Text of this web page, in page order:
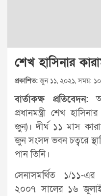
শেখ হাসিনার
প্রকাশিত:জুন ১১, ২০২১, সময়:
বার্তাকক্ষ প্রতিবেদন:
প্রধানমন্ত্রী শেখ
জুন)। দীর্ঘ ১১ মাস
জুন সংসদ ভবন চত্বরে
পান তিনি।
সেনাসমর্থিত ১/১১-
২০০৭ সালের ১৬ জুলাই